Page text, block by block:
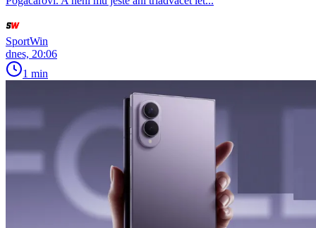
SportWin
dnes, 20:06
1 min